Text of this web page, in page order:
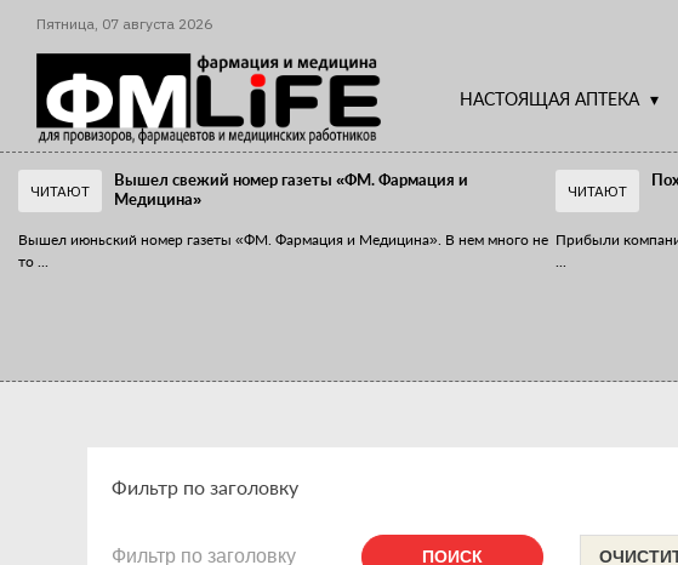
Пятница, 07 августа 2026
НАСТОЯЩАЯ АПТЕКА
ЧИТАЮТ
Вышел свежий номер газеты «ФМ. Фармация и
Медицина»
Вышел июньский номер газеты «ФМ. Фармация и Медицина». В нем много не
то
ЧИТАЮТ
Прибыли
Фильтр по заголовку
ПОИСК